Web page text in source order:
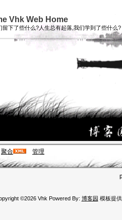
Vhk Web Home
留下了些什么?人生总有起落,我们学到了些什么?
聚合 管理
©2026 Vhk Powered By: 博客园 模板提供